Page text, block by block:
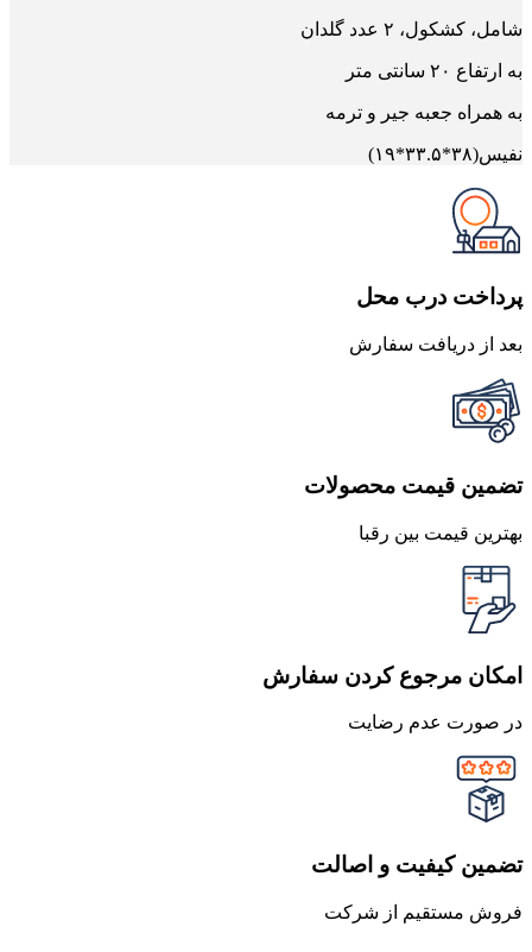
شامل، کشکول، ۲ عدد گلدان
به ارتفاع ۲۰ سانتی متر
به همراه جعبه جیر و ترمه
نفیس(۳۸*۳۳.۵*۱۹)
پرداخت درب محل
بعد از دریافت سفارش
تضمین قیمت محصولات
بهترین قیمت بین رقبا
امکان مرجوع کردن سفارش
در صورت عدم رضایت
تضمین کیفیت و اصالت
فروش مستقیم از شرکت